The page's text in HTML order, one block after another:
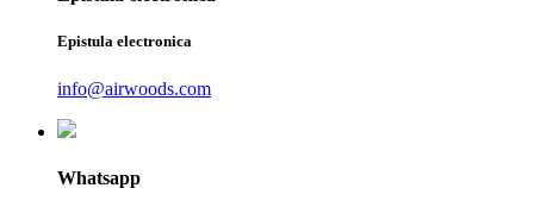
Epistula electronica
info@airwoods.com
Whatsapp